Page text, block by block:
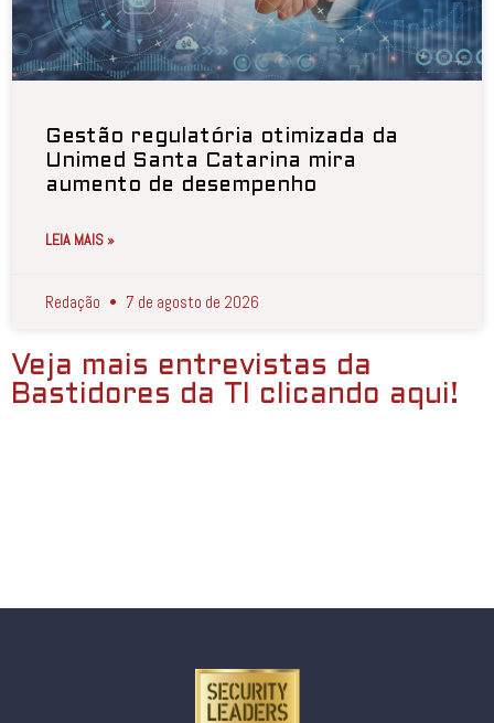
Gestão regulatória otimizada da
Unimed Santa Catarina mira
aumento de desempenho
LEIA MAIS »
Redação 7 de agosto de 2026
Veja mais entrevistas da
Bastidores da TI clicando aqui!